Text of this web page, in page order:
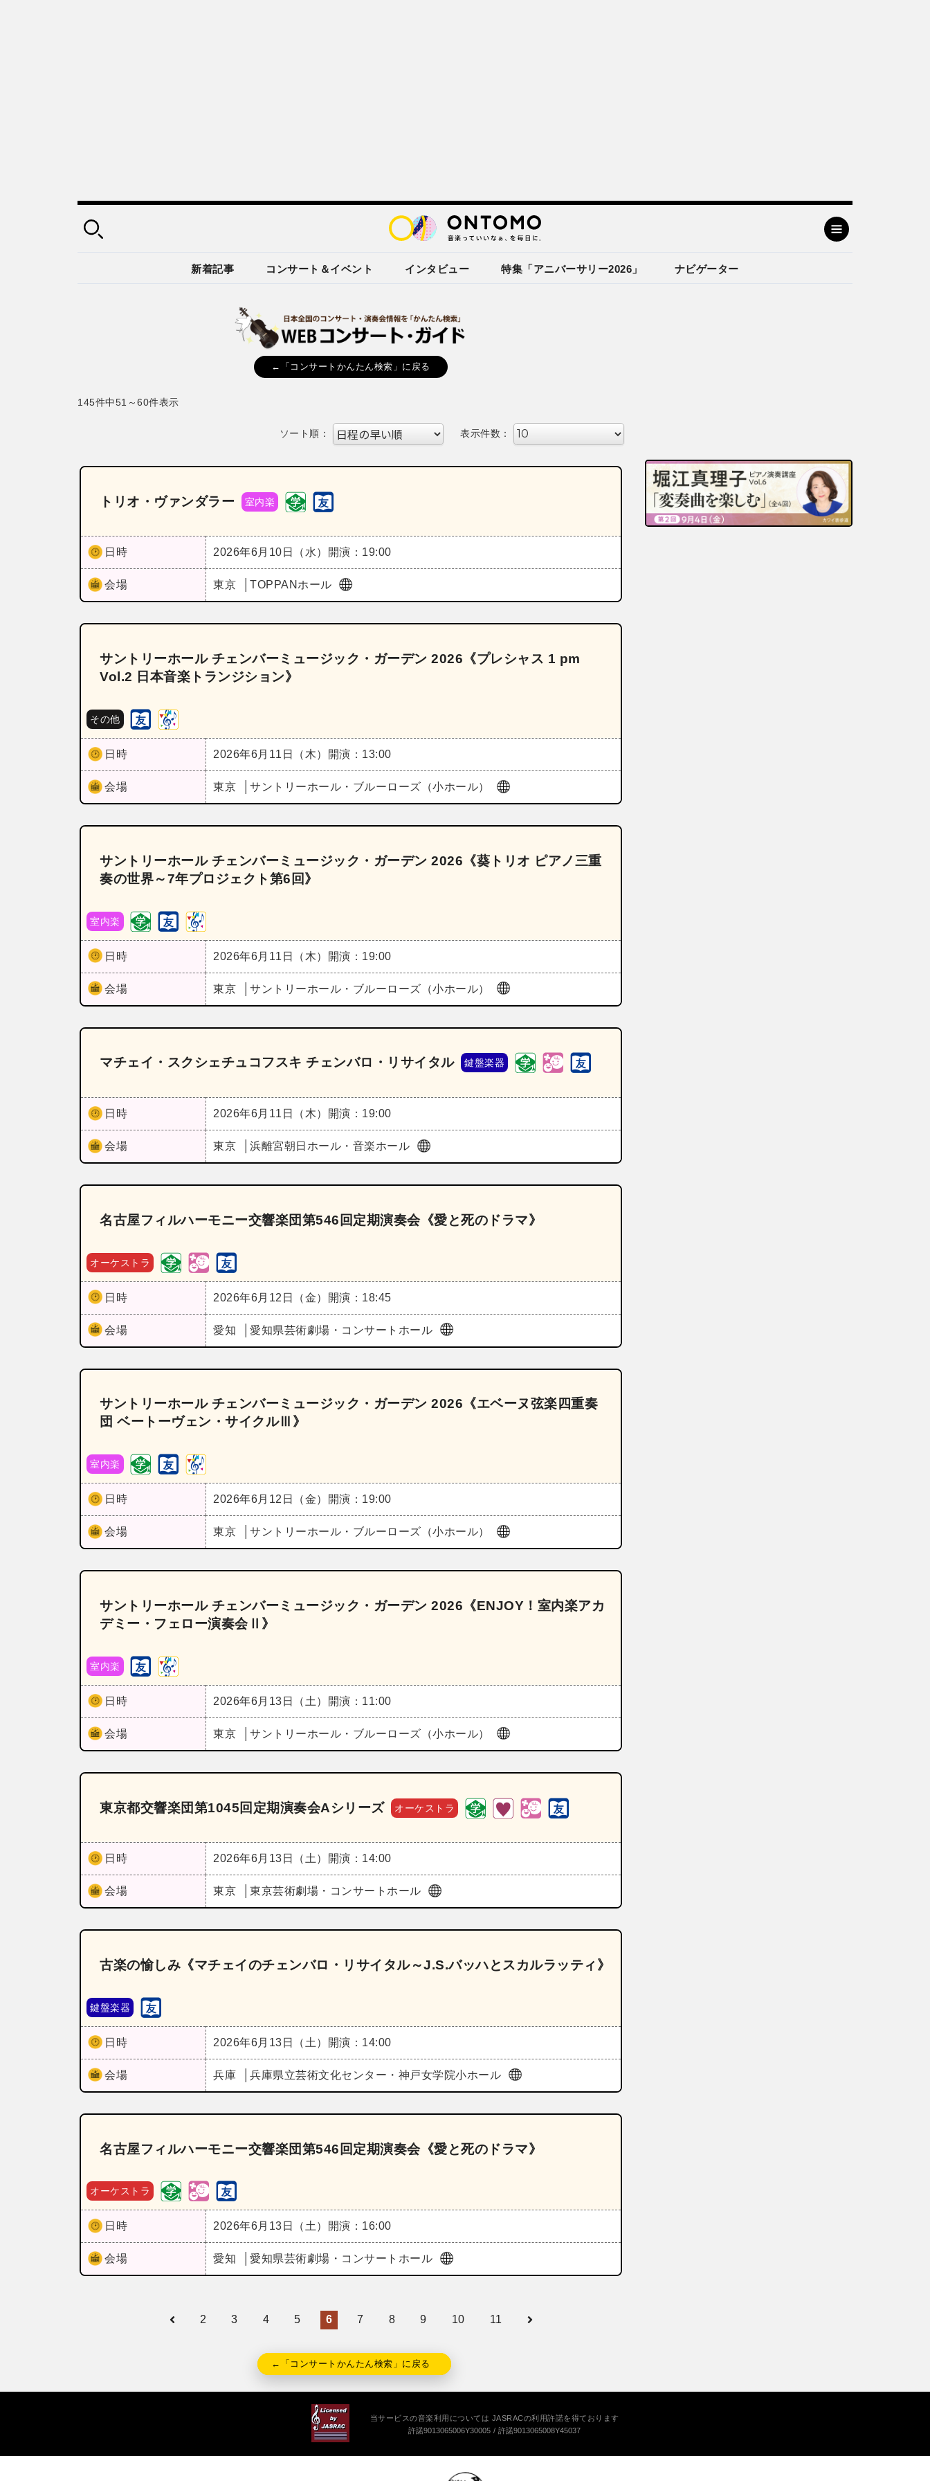
新着記事 コンサート＆イベント インタビュー 特集「アニバーサリー2026」 ナビゲーター
←「コンサートかんたん検索」に戻る
145件中51～60件表示
ソート順： 表示件数：
トリオ・ヴァンダラー 室内楽
日時 2026年6月10日（水） 開演：19:00
会場 東京 TOPPANホール
サントリーホール チェンバーミュージック・ガーデン 2026《プレシャス 1 pm
Vol.2 日本音楽トランジション》
その他
日時 2026年6月11日（木） 開演：13:00
会場 東京 サントリーホール・ブルーローズ（小ホール）
サントリーホール チェンバーミュージック・ガーデン 2026《葵トリオ ピアノ三重
奏の世界～7年プロジェクト第6回》
室内楽
日時 2026年6月11日（木） 開演：19:00
会場 東京 サントリーホール・ブルーローズ（小ホール）
マチェイ・スクシェチュコフスキ チェンバロ・リサイタル 鍵盤楽器
日時 2026年6月11日（木） 開演：19:00
会場 東京 浜離宮朝日ホール・音楽ホール
名古屋フィルハーモニー交響楽団第546回定期演奏会《愛と死のドラマ》
オーケストラ
日時 2026年6月12日（金） 開演：18:45
会場 愛知 愛知県芸術劇場・コンサートホール
サントリーホール チェンバーミュージック・ガーデン 2026《エベーヌ弦楽四重奏
団 ベートーヴェン・サイクルⅢ》
室内楽
日時 2026年6月12日（金） 開演：19:00
会場 東京 サントリーホール・ブルーローズ（小ホール）
サントリーホール チェンバーミュージック・ガーデン 2026《ENJOY！室内楽アカ
デミー・フェロー演奏会Ⅱ》
室内楽
日時 2026年6月13日（土） 開演：11:00
会場 東京 サントリーホール・ブルーローズ（小ホール）
東京都交響楽団第1045回定期演奏会Aシリーズ オーケストラ
日時 2026年6月13日（土） 開演：14:00
会場 東京 東京芸術劇場・コンサートホール
古楽の愉しみ《マチェイのチェンバロ・リサイタル～J.S.バッハとスカルラッティ》
鍵盤楽器
日時 2026年6月13日（土） 開演：14:00
会場 兵庫 兵庫県立芸術文化センター・神戸女学院小ホール
名古屋フィルハーモニー交響楽団第546回定期演奏会《愛と死のドラマ》
オーケストラ
日時 2026年6月13日（土） 開演：16:00
会場 愛知 愛知県芸術劇場・コンサートホール
2 3 4 5 6 7 8 9 10 11
←「コンサートかんたん検索」に戻る
当サービスの音楽利用については JASRACの利用許諾を得ております
許諾9013065006Y30005
許諾9013065008Y45037